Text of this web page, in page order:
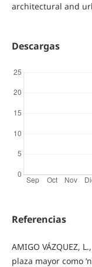
architectural and
Descargas
Referencias
AMIGO VÁZQUEZ,
plaza mayor como